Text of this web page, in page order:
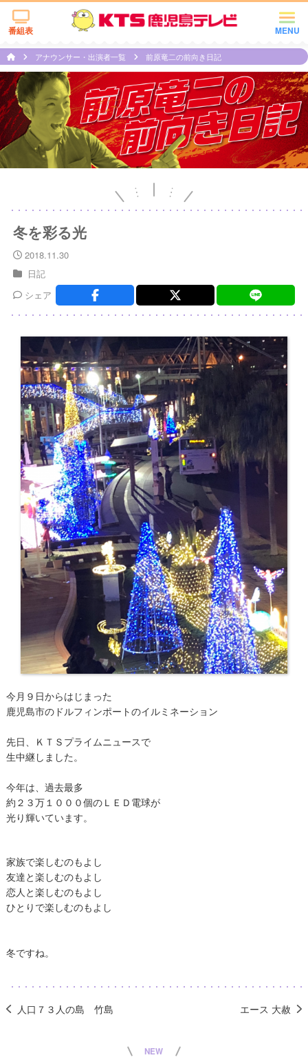
MENU
番組表
アナウンサー・出演者一覧 前原竜二の前向き日記
冬を彩る光
2018.11.30
日記
シェア
今月９日からはじまった
鹿児島市のドルフィンポートのイルミネーション
先日、ＫＴＳプライムニュースで
生中継しました。
今年は、過去最多
約２３万１０００個のＬＥＤ電球が
光り輝いています。
家族で楽しむのもよし
友達と楽しむのもよし
恋人と楽しむのもよし
ひとりで楽しむのもよし
冬ですね。
人口７３人の島 竹島 エース 大赦
NEW